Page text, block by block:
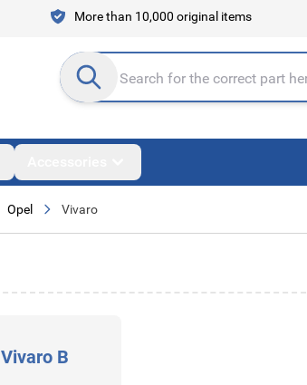
More than 10,000 original items
Search entire store here...
Opel Vivaro
Vivaro B